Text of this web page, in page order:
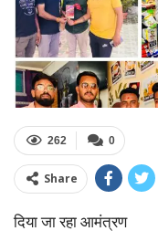
0
262
Share
दिया जा रहा आमंत्रण